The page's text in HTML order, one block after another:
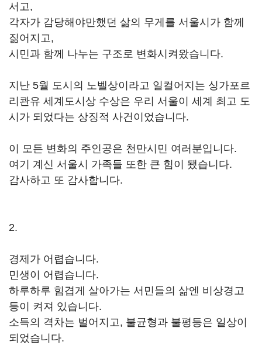
서고,
각자가 감당해야만했던 삶의 무게를 서울시가 함께
짊어지고,
시민과 함께 나누는 구조로 변화시켜왔습니다.
지난 5월 도시의 노벨상이라고 일컬어지는 싱가포르
리콴유 세계도시상 수상은 우리 서울이 세계 최고 도
시가 되었다는 상징적 사건이었습니다.
이 모든 변화의 주인공은 천만시민 여러분입니다.
여기 계신 서울시 가족들 또한 큰 힘이 됐습니다.
감사하고 또 감사합니다.
2.
경제가 어렵습니다.
민생이 어렵습니다.
하루하루 힘겹게 살아가는 서민들의 삶엔 비상경고
등이 켜져 있습니다.
소득의 격차는 벌어지고, 불균형과 불평등은 일상이
되었습니다.